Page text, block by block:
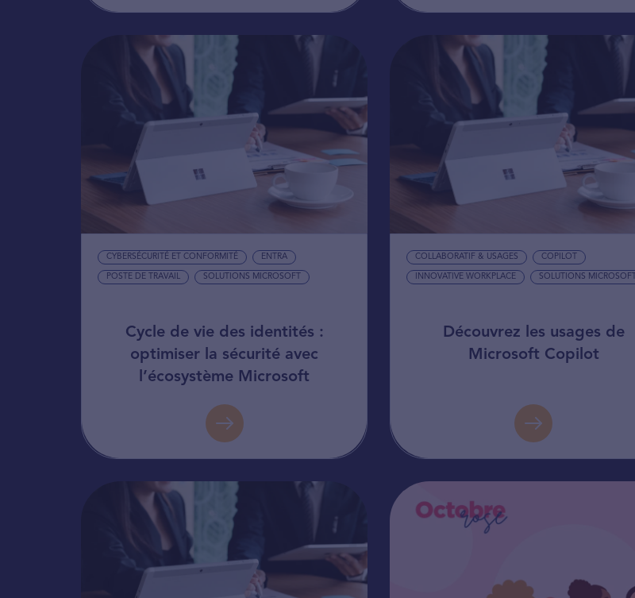
CYBERSÉCURITÉ ET CONFORMITÉ ENTRA
POSTE DE TRAVAIL SOLUTIONS MICROSOFT
Cycle de vie des identités :
optimiser la sécurité avec
l’écosystème Microsoft
COLLABORATIF & USAGES COPILOT
INNOVATIVE WORKPLACE SOLUTIONS MICROSOFT
Découvrez les usages de
Microsoft Copilot